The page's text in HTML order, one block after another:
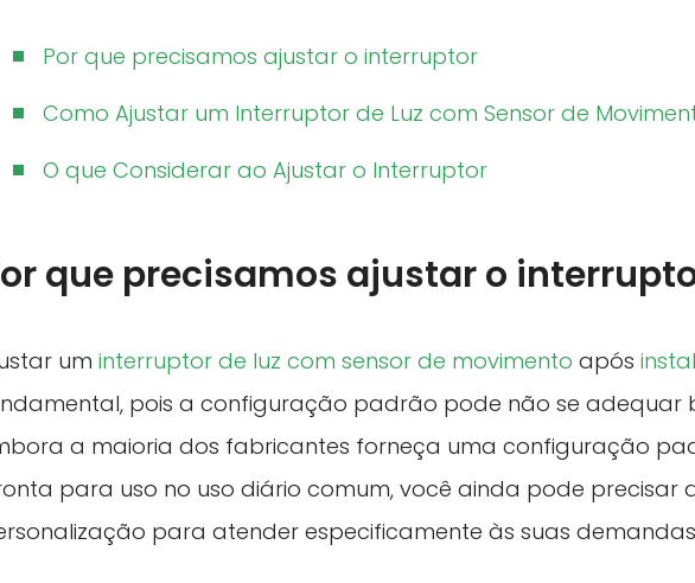
Por que precisamos ajustar o interruptor
Como Ajustar um Interruptor de Luz com Sensor de
O que Considerar ao Ajustar o Interruptor
que precisamos ajustar o
um interruptor de luz com sensor de movimento após
pois a configuração padrão pode não se adequar
a maioria dos fabricantes forneça uma configuração
para uso no uso diário comum, você ainda pode precisar
para atender especificamente às suas